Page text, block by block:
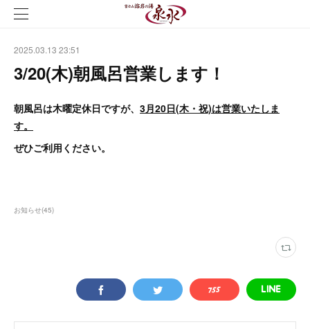
2025.03.13 23:51
3/20(木)朝風呂営業します！
朝風呂は木曜定休日ですが、 3月20日(木・祝)は営業いたしま
す。
ぜひご利用ください。
お知らせ(45)